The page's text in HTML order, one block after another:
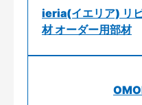
ieria(イエリア) リ
材 オーダー用部材